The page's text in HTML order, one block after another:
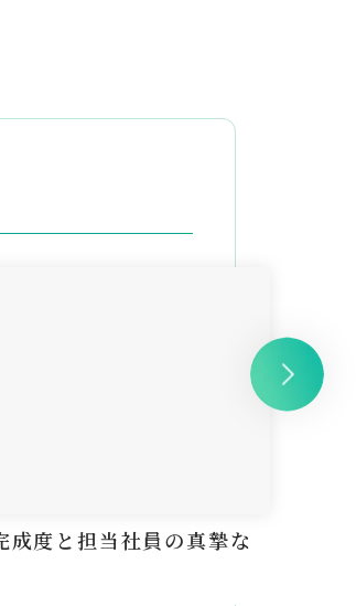
成度と担当社員の真摯な